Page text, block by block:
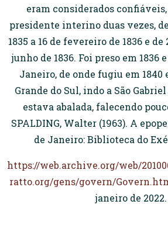
eram considerados
presidente interino duas vezes,
1835 a 16 de fevereiro de 1836 e de
junho de 1836. Foi preso em 1836
Janeiro, de onde fugiu em 1840
Grande do Sul, indo a São Gabriel
estava abalada, falecendo
SPALDING, Walter (1963). A
de Janeiro: Biblioteca do
https://web.archive.org/web/
ratto.org/gens/govern/
janeiro de 2022.